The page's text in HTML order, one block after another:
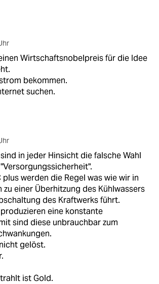
Wirtschaftsnobelpreis für die Idee
bekommen.
suchen.
in jeder Hinsicht die falsche Wahl
werden die Regel was wie wir in
zu einer Überhitzung des Kühlwassers
des Kraftwerks führt.
eine konstante
sind diese unbrauchbar zum
gelöst.
ist Gold.